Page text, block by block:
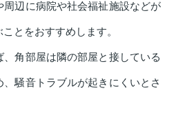
周辺に病院や社会福祉施設などが
とをおすすめします。
、角部屋は隣の部屋と接している
騒音トラブルが起きにくいとさ